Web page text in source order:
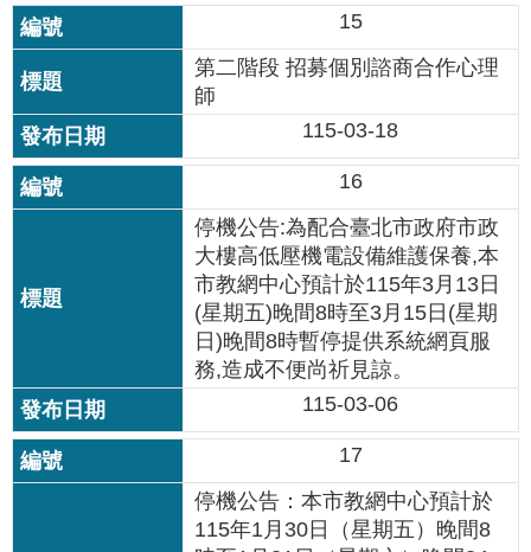
15
第二階段 招募個別諮商合作心理
師
115-03-18
16
停機公告:為配合臺北市政府市政
大樓高低壓機電設備維護保養,本
市教網中心預計於115年3月13日
(星期五)晚間8時至3月15日(星期
日)晚間8時暫停提供系統網頁服
務,造成不便尚祈見諒。
115-03-06
17
停機公告：本市教網中心預計於
115年1月30日（星期五）晚間8